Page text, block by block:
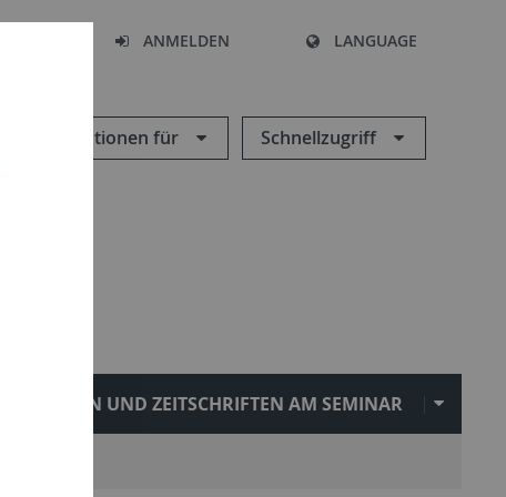
ANMELDEN LANGUAGE
Informationen für Schnellzugriff
REIHEN UND ZEITSCHRIFTEN AM SEMINAR